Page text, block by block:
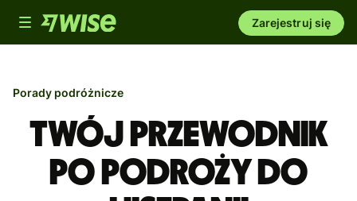
Toggle
navigation
Zarejestruj się
Porady podróżnicze
Twój przewodnik
po podroży do